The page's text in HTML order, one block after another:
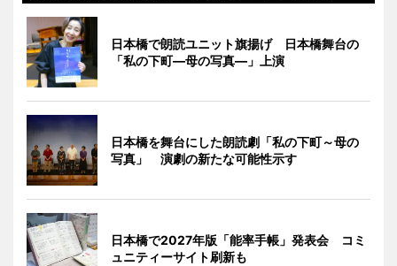
日本橋で朗読ユニット旗揚げ 日本橋舞台の
「私の下町―母の写真―」上演
日本橋を舞台にした朗読劇「私の下町～母の
写真」 演劇の新たな可能性示す
日本橋で2027年版「能率手帳」発表会 コミ
ュニティーサイト刷新も